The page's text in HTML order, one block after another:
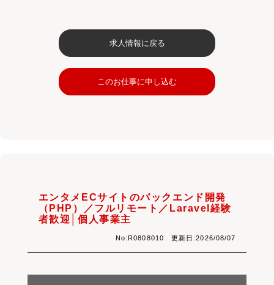
求人情報に戻る
このお仕事に申し込む
エンタメECサイトのバックエンド開発
（PHP）／フルリモート／Laravel経験
者歓迎│個人事業主
No:R0808010 更新日:2026/08/07